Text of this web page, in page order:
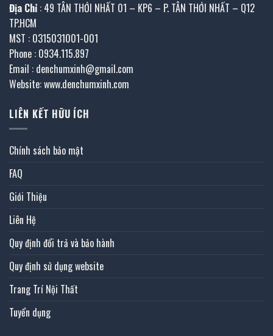
Địa Chỉ : 49 TÂN THỚI NHẤT 01 – KP6 – P. TÂN THỚI NHẤT – Q12
TP.HCM
MST : 0315031001-001
Phone : 0934.115.897
Email : denchumxinh@gmail.com
Website: www.denchumxinh.com
LIÊN KẾT HỮU ÍCH
Chính sách bảo mật
FAQ
Giới Thiệu
Liên Hệ
Quy định đổi trả và bảo hành
Quy định sử dụng website
Trang Trí Nội Thất
Tuyển dụng